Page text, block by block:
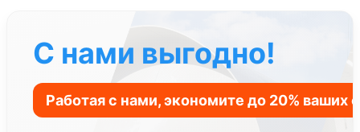
нетипичных конструкций и конструкции сложной
нестандартные емкости на заказ из полипропилена.
Выпуск нестандартных пластиковых емкостей для
воды на заказ- это одно из профилирующих
направлений компанииAlePlast.
С нами выгодно!